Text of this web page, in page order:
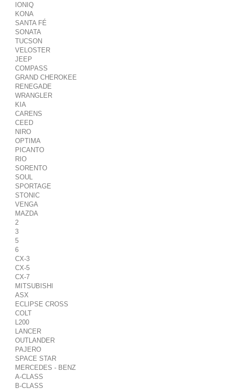
IONIQ
KONA
SANTA FÉ
SONATA
TUCSON
VELOSTER
JEEP
COMPASS
GRAND CHEROKEE
RENEGADE
WRANGLER
KIA
CARENS
CEED
NIRO
OPTIMA
PICANTO
RIO
SORENTO
SOUL
SPORTAGE
STONIC
VENGA
MAZDA
2
3
5
6
CX-3
CX-5
CX-7
MITSUBISHI
ASX
ECLIPSE CROSS
COLT
L200
LANCER
OUTLANDER
PAJERO
SPACE STAR
MERCEDES - BENZ
A-CLASS
B-CLASS